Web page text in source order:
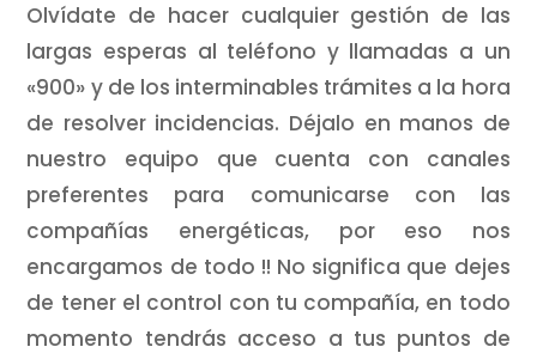
Olvídate de hacer cualquier gestión de las
largas esperas al teléfono y llamadas a un
«900» y de los interminables trámites a la hora
de resolver incidencias. Déjalo en manos de
nuestro equipo que cuenta con canales
preferentes para comunicarse con las
compañías energéticas, por eso nos
encargamos de todo !! No significa que dejes
de tener el control con tu compañía, en todo
momento tendrás acceso a tus puntos de